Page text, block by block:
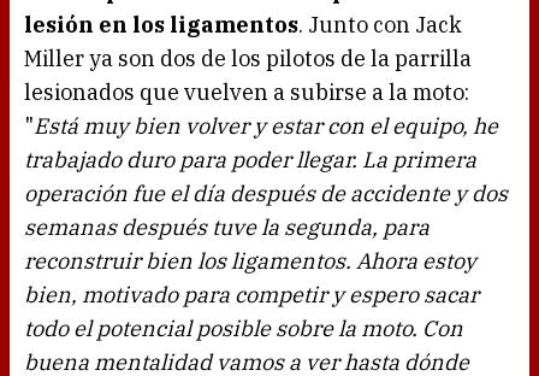
lesión en los ligamentos. Junto con Jack
Miller ya son dos de los pilotos de la parrilla
lesionados que vuelven a subirse a la moto:
"Está muy bien volver y estar con el equipo, he
trabajado duro para poder llegar. La primera
operación fue el día después de accidente y dos
semanas después tuve la segunda, para
reconstruir bien los ligamentos. Ahora estoy
bien, motivado para competir y espero sacar
todo el potencial posible sobre la moto. Con
buena mentalidad vamos a ver hasta dónde